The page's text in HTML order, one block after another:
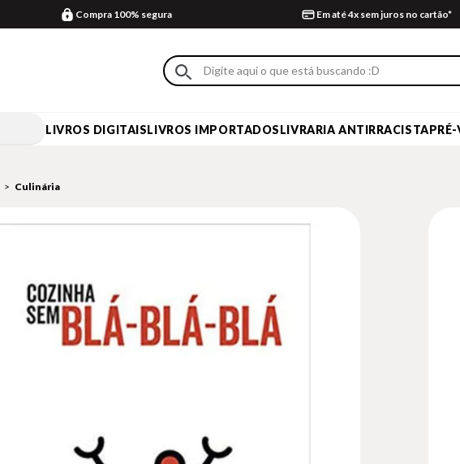
Compra 100% segura Em até 4x sem juros no cartão*
LIVROS DIGITAISLIVROS IMPORTADOSLIVRARIA ANTIRRACISTA
Culinária